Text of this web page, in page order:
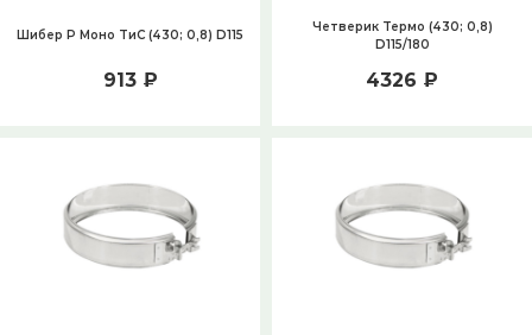
Шибер Р Моно ТиС (430; 0,8) D115
913 ₽
Четверик Термо (430; 0,8)
D115/180
4326 ₽